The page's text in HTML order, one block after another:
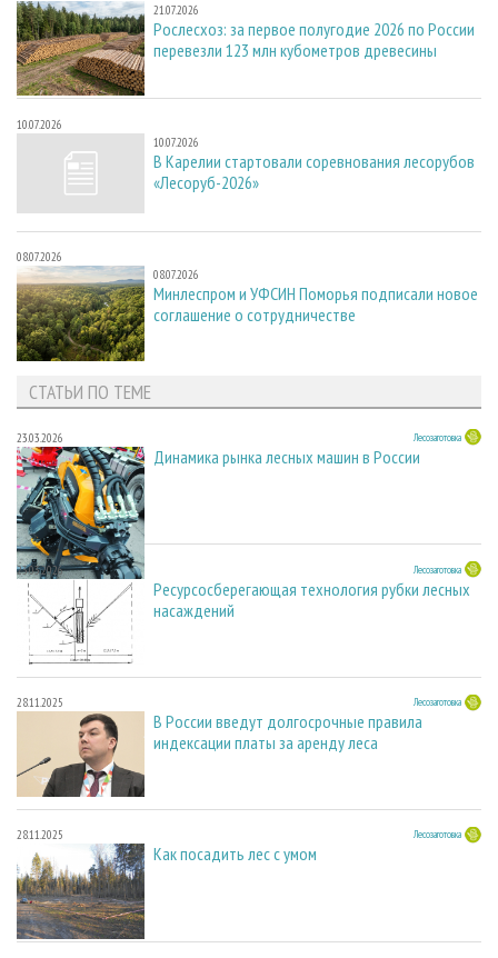
21.07.2026
Рослесхоз: за первое полугодие 2026 по России
перевезли 123 млн кубометров древесины
10.07.2026
10.07.2026
В Карелии стартовали соревнования лесорубов
«Лесоруб-2026»
08.07.2026
08.07.2026
Минлеспром и УФСИН Поморья подписали новое
соглашение о сотрудничестве
СТАТЬИ ПО ТЕМЕ
23.03.2026 Лесозаготовка
Динамика рынка лесных машин в России
23.03.2026 Лесозаготовка
Ресурсосберегающая технология рубки лесных
насаждений
28.11.2025 Лесозаготовка
В России введут долгосрочные правила
индексации платы за аренду леса
28.11.2025 Лесозаготовка
Как посадить лес с умом